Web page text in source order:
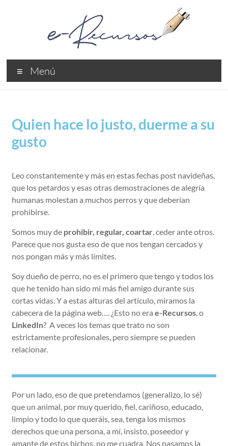
Menú
Quien hace lo justo, duerme a su
gusto
Leo constantemente y más en estas fechas post navideñas,
que los petardos y esas otras demostraciones de alegría
humanas molestan a muchos perros y que deberían
prohibirse.
Somos muy de prohibir, regular, coartar, ceder ante otros.
Parece que nos gusta eso de que nos tengan cercados y
nos pongan más y más límites.
Soy dueño de perro, no es el primero que tengo y todos los
que he tenido han sido mi más fiel amigo durante sus
cortas vidas. Y a estas alturas del artículo, miramos la
cabecera de la página web…. ¿Esto no erae-Recursos, o
LinkedIn? A veces los temas que trato no son
estrictamente profesionales, pero siempre se pueden
relacionar.
Por un lado, eso de que pretendamos (generalizo, lo sé)
que un animal, por muy querido, fiel, cariñoso, educado,
limpio y todo lo que queráis, sea, tenga los mismos
derechos que una persona, a mí, insisto, poseedor y
amante de estos bichos, no me cuadra. Nos pasamos la